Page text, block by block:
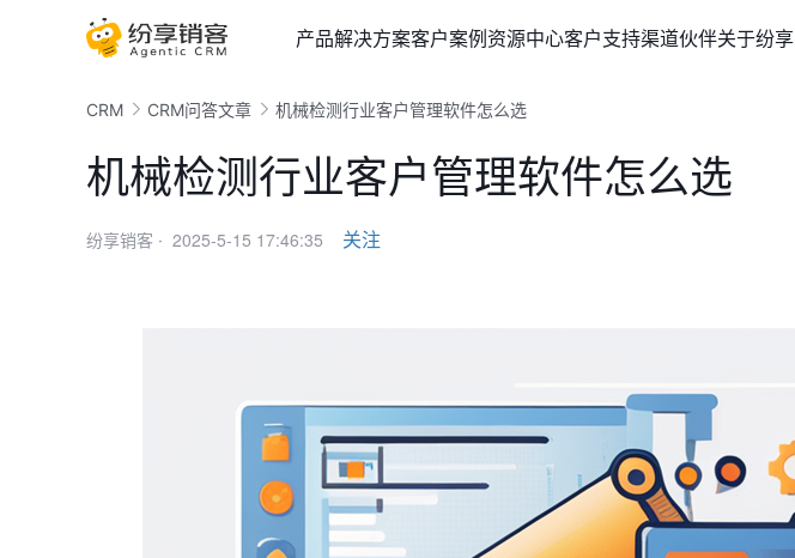
产品解决方案客户案例资源中心客户支持渠道伙伴关于纷享
CRM CRM问答文章 机械检测行业客户管理软件怎么选
机械检测行业客户管理软件怎么选
纷享销客 · 2025-5-15 17:46:35 关注